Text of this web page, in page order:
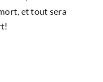
et tout sera